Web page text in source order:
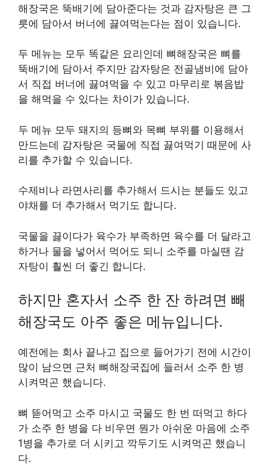
해장국은 뚝배기에 담아준다는 것과 감자탕은 큰 그
릇에 담아서 버너에 끓여먹는다는 점이 있습니다.
두 메뉴는 모두 똑같은 요리인데 뼈해장국은 뼈를
뚝배기에 담아서 주지만 감자탕은 전골냄비에 담아
서 직접 버너에 끓여먹을 수 있고 마무리로 볶음밥
을 해먹을 수 있다는 차이가 있습니다.
두 메뉴 모두 돼지의 등뼈와 목뼈 부위를 이용해서
만드는데 감자탕은 국물에 직접 끓여먹기 때문에 사
리를 추가할 수 있습니다.
수제비나 라면사리를 추가해서 드시는 분들도 있고
야채를 더 추가해서 먹기도 합니다.
국물을 끓이다가 육수가 부족하면 육수를 더 달라고
하거나 물을 넣어서 먹어도 되니 소주를 마실땐 감
자탕이 훨씬 더 좋긴 합니다.
하지만 혼자서 소주 한 잔 하려면 빼
해장국도 아주 좋은 메뉴입니다.
예전에는 회사 끝나고 집으로 들어가기 전에 시간이
많이 남으면 근처 뼈해장국집에 들러서 소주 한 병
시켜먹곤 했습니다.
뼈 뜯어먹고 소주 마시고 국물도 한 번 떠먹고 하다
가 소주 한 병을 다 비우면 뭔가 아쉬운 마음에 소주
1병을 추가로 더 시키고 깍두기도 시켜먹곤 했습니
다.